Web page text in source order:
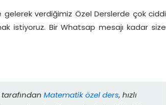
gelerek verdiğimiz Özel Derslerde çok ciddi
istiyoruz. Bir Whatsap mesajı kadar size
Matematik özel ders, hızlı